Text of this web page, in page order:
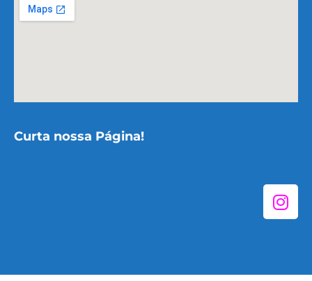
Curta nossa Página!